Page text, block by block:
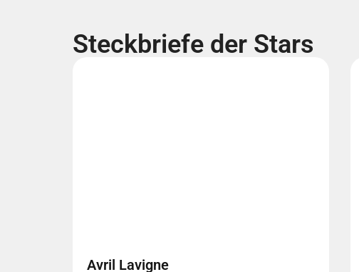
Steckbriefe der Stars
Avril Lavigne